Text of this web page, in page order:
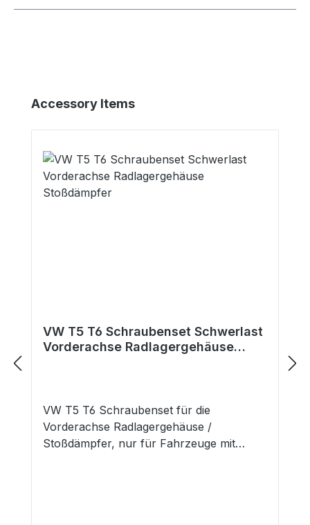
Produktgalerie überspringen
Accessory Items
VW T5 T6 Schraubenset Schwerlast
Vorderachse Radlagergehäuse
VW T5 T6 Schraubenset für die
Vorderachse Radlagergehäuse /
Stoßdämpfer, nur für Fahrzeuge mit